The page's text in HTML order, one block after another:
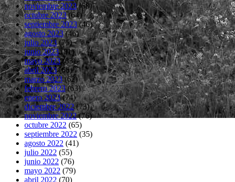
noviembre 2023(68)
octubre 2023(64)
septiembre 2023(46)
agosto 2023(46)
julio 2023(75)
junio 2023(81)
mayo 2023(83)
abril 2023(66)
marzo 2023(62)
febrero 2023(63)
enero 2023(74)
diciembre 2022(73)
noviembre 2022(76)
octubre 2022 (65)
septiembre 2022 (35)
agosto 2022 (41)
julio 2022 (55)
junio 2022 (76)
mayo 2022 (79)
abril 2022 (70)